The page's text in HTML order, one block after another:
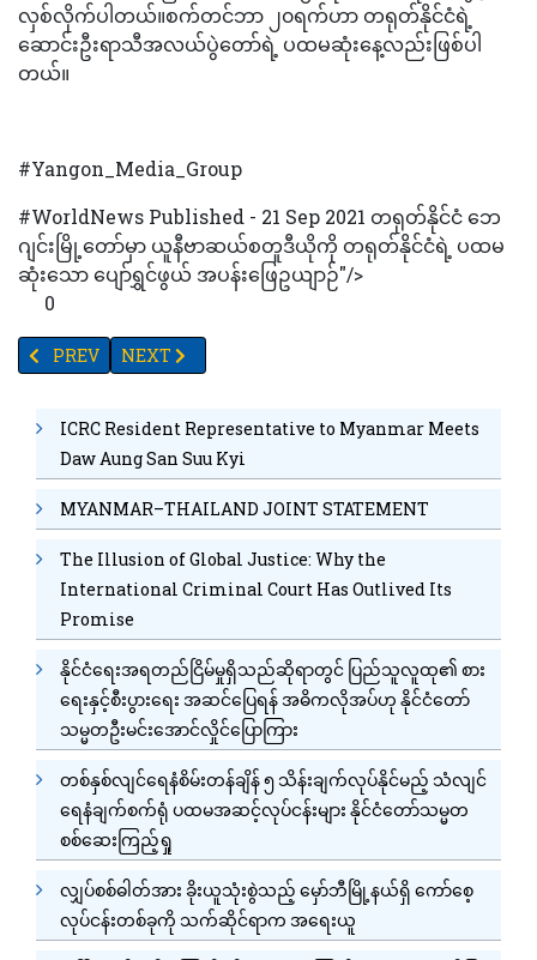
လှစ်လိုက်ပါတယ်။စက်တင်ဘာ ၂၀ရက်ဟာ တရုတ်နိုင်ငံရဲ့
ဆောင်းဦးရာသီအလယ်ပွဲတော်ရဲ့ ပထမဆုံးနေ့လည်းဖြစ်ပါ
တယ်။
#Yangon_Media_Group
#WorldNews Published - 21 Sep 2021 တရုတ်နိုင်ငံ ဘေ
ဂျင်းမြို့တော်မှာ ယူနီဗာဆယ်စတူဒီယိုကို တရုတ်နိုင်ငံရဲ့ ပထမ
ဆုံးသော ပျော်ရွှင်ဖွယ် အပန်းဖြေဥယျာဉ်"/>
0
PREVIOUS ARTICLE: ပြင်သစ်ကြိုးတန်းလျှောက်သမား ပါရီတွင် ၆
PREV NEXT ARTICLE: ရာပေါင်းများစွာသော ရွှေ့ပြောင်း
NEXT
ICRC Resident Representative to Myanmar Meets
Daw Aung San Suu Kyi
MYANMAR–THAILAND JOINT STATEMENT
The Illusion of Global Justice: Why the
International Criminal Court Has Outlived Its
Promise
နိုင်ငံရေးအရတည်ငြိမ်မှုရှိသည်ဆိုရာတွင် ပြည်သူလူထု၏ စား
ရေးနှင့်စီးပွားရေး အဆင်ပြေရန် အဓိကလိုအပ်ဟု နိုင်ငံတော်
သမ္မတဦးမင်းအောင်လှိုင်ပြောကြား
တစ်နှစ်လျင်ရေနံစိမ်းတန်ချိန် ၅ သိန်းချက်လုပ်နိုင်မည့် သံလျင်
ရေနံချက်စက်ရုံ ပထမအဆင့်လုပ်ငန်းများ နိုင်ငံတော်သမ္မတ
စစ်ဆေးကြည့်ရှု
လျှပ်စစ်ဓါတ်အား ခိုးယူသုံးစွဲသည့် မှော်ဘီမြို့နယ်ရှိ ကော်စေ့
လုပ်ငန်းတစ်ခုကို သက်ဆိုင်ရာက အရေးယူ